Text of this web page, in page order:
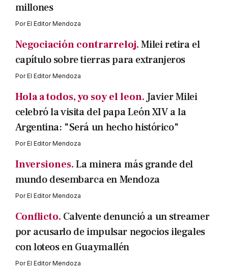
millones
PorEl Editor Mendoza
Negociación contrarreloj.Milei retira el
capítulo sobre tierras para extranjeros
PorEl Editor Mendoza
Hola a todos, yo soy el leon. Javier Milei
celebró la visita del papa León XIV a la
Argentina: "Será un hecho histórico"
PorEl Editor Mendoza
Inversiones.La minera más grande del
mundo desembarca en Mendoza
PorEl Editor Mendoza
Conflicto. Calvente denunció a un streamer
por acusarlo de impulsar negocios ilegales
con loteos en Guaymallén
PorEl Editor Mendoza